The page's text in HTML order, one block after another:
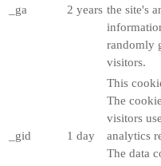
_ga 2 years the site's
randomly
visitors.
_gid 1 day
This
The
visitors
analytics
The data